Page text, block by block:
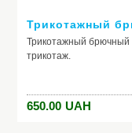
Трикотажный
Трикотажный брючный
трикотаж.
650.00 UAH